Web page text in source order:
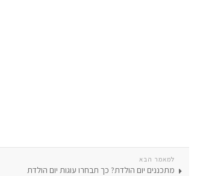
למאמר הבא
מתכננים יום הולדת? כך תבחרו עוגות יום הולדת